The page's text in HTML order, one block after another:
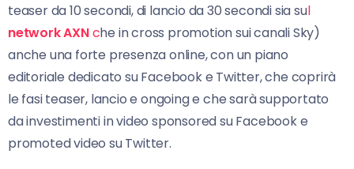
teaser da 10 secondi, di lancio da 30 secondi sia sul
network AXNche in cross promotion sui canali Sky)
anche una forte presenza online, con un piano
editoriale dedicato su Facebook e Twitter, che coprirà
le fasi teaser, lancio e ongoing e che sarà supportato
da investimenti in video sponsored su Facebook e
promoted video su Twitter.